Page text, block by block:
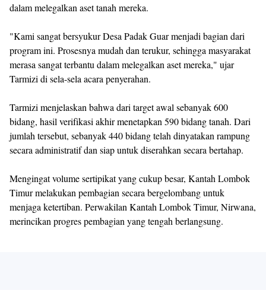
dalam melegalkan aset tanah mereka.
"Kami sangat bersyukur Desa Padak Guar menjadi bagian dari
program ini. Prosesnya mudah dan terukur, sehingga masyarakat
merasa sangat terbantu dalam melegalkan aset mereka," ujar
Tarmizi di sela-sela acara penyerahan.
Tarmizi menjelaskan bahwa dari target awal sebanyak 600
bidang, hasil verifikasi akhir menetapkan 590 bidang tanah. Dari
jumlah tersebut, sebanyak 440 bidang telah dinyatakan rampung
secara administratif dan siap untuk diserahkan secara bertahap.
Mengingat volume sertipikat yang cukup besar, Kantah Lombok
Timur melakukan pembagian secara bergelombang untuk
menjaga ketertiban. Perwakilan Kantah Lombok Timur, Nirwana,
merincikan progres pembagian yang tengah berlangsung.